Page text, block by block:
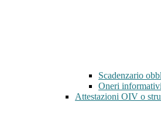
Scadenzario
Oneri
Attestazioni OIV o